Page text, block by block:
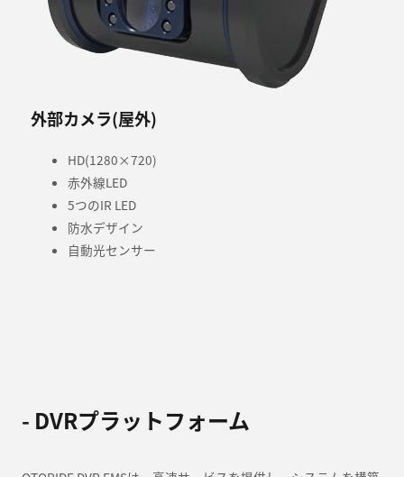
外部カメラ(屋外)
HD(1280×720)
赤外線LED
5つのIR LED
防水デザイン
自動光センサー
- DVRプラットフォーム